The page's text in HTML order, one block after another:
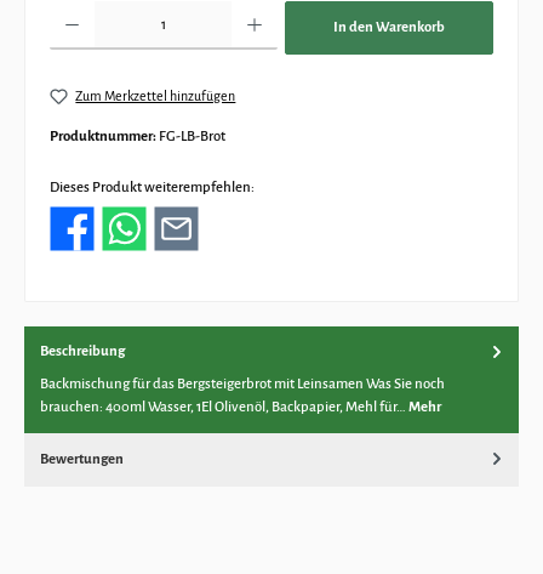
In den Warenkorb
Zum Merkzettel hinzufügen
Produktnummer: FG-LB-Brot
Dieses Produkt weiterempfehlen:
Beschreibung
Backmischung für das Bergsteigerbrot mit Leinsamen Was Sie noch
brauchen: 400ml Wasser, 1El Olivenöl, Backpapier, Mehl für… Mehr
Bewertungen